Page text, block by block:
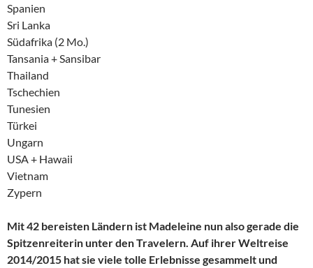
Spanien
Sri Lanka
Südafrika (2 Mo.)
Tansania + Sansibar
Thailand
Tschechien
Tunesien
Türkei
Ungarn
USA + Hawaii
Vietnam
Zypern
Mit 42 bereisten Ländern ist Madeleine nun also gerade die
Spitzenreiterin unter den Travelern. Auf ihrer Weltreise
2014/2015 hat sie viele tolle Erlebnisse gesammelt und